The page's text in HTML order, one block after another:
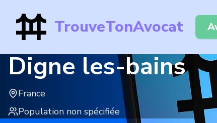
TrouveTonAvocat
Digne les-bains
France
Population non spécifiée